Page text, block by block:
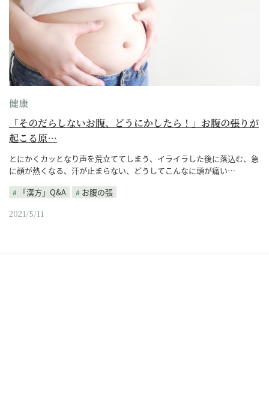
健康
「そのだらしないお腹、どうにかしたら！」お腹の張りが
起こる原…
とにかくカッとなり声を荒立ててしまう、イライラした後に落込む、急
に顔が熱くなる、汗が止まらない、どうしてこんなに頭が痛い…
「漢方」Q&A
お腹の張
2021/5/11